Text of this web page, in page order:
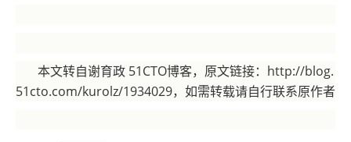
本文转自谢育政 51CTO博客，原文链接：http://blog.
51cto.com/kurolz/1934029，如需转载请自行联系原作者